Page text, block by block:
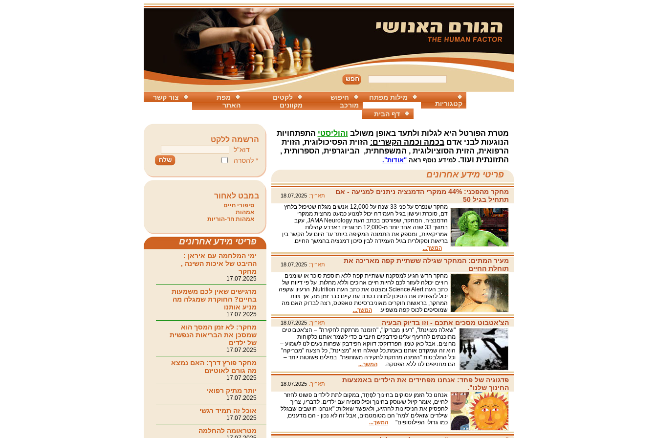
צור קשר
מפת
האתר
לקטים
מקוונים
חיפוש
מורכב
מילות מפתח
קטגוריות
דף הבית
מטרת הפורטל היא לגלות ולתעד באופן משולב והוליסטי התפתחויות
הנוגעות לבני אדם בכמה וכמה הקשרים: הזוית הפסיכולוגית, הזוית
הרפואית, הזוית הסוציולוגית , המשפחתית, הביוגרפית, הספרותית ,
התזונתית ועוד.למידע נוסף ראה "אודות".
פריטי מידע אחרונים
מחקר מהפכני: 44% ממקרי הדמנציה ניתנים למניעה - אם
תתחיל בגיל 50
תאריך: 18.07.2025
מחקר שנפרס על פני 33 שנה על 12,000 אנשים מגלה שטיפול בלחץ
דם, סוכרת ועישון בגיל העמידה יכול למנוע כמעט מחצית ממקרי
הדמנציה. המחקר, שפורסם בכתב העת JAMA Neurology, עקב
במשך 33 שנה אחר יותר מ-12,000 מבוגרים בארבע קהילות
אמריקאיות,, ומספק את התמונה המקיפה ביותר עד היום על הקשר בין
בריאות וסקולרית בגיל העמידה לבין סיכון דמנציה בהמשך החיים.
המשך...
מעיר המתים: המחקר שגילה ששתיית קפה מאריכה את
תוחלת החיים
תאריך: 18.07.2025
מחקר חדש הגיע למסקנה ששתיית קפה ללא תוספת סוכר או שומנים
רוויים יכולה לעזור לכם לחיות חיים ארוכים וללא מחלות. על פי דיווח של
כתב העת Science Alert ומצטט את כתב העת Nutrition, הרעיון שקפה
יכול להפחית את הסיכון למוות בטרם עת קיים כבר זמן מה, אך צוות
המחקר, בראשות חוקרים מאוניברסיטת טאפטס, רצה לבדוק האם מה
שמוסיפים לכוס קפה משפיע.המשך...
הצ'אטבוט מסכים אתכם - וזו בדיוק הבעיה תאריך: 18.07.2025
"שאלה מצוינת!", "רעיון מבריק!", "הזמנה מרתקת לחקירה" – הצ'אטבוטים
מתוכנתים להרעיף עלינו פידבקים חיוביים כדי לשמר אותנו כלקוחות
מרוצים. אבל כאן טמון הפרדוקס: דווקא הפידבק שפחות נעים לנו לשמוע –
הוא זה שמקדם אותנו באמת.כל שאלה היא "מצוינת", כל הצעה "מבריקה"
וכל התלבטות "הזמנה מרתקת לחקירה משותפת". במילים פשוטות יותר –
הם מחניפים לנו ללא הפסקה.המשך...
פדגוגיה של פחד: אנחנו מפחידים את הילדים באמצעות
החינוך שלנו".
תאריך: 18.07.2025
אנחנו כל הזמן עסוקים בחינוך לפַּחַד, במקום לתת לילדים פשוט לחזור
לחיים, אומר קיזל שעוסק בחינוך ופילוסופיה עם ילדים. לדבריו, צריך
להפסיק את הניסיונות להרגיע, ולאפשר שאלות: "אנחנו חושבים שבגלל
שילדים שואלים 'למה' הם מטומטמים, אבל זה לא נכון - הם מדענים,
כמו גדולי הפילוסופים"המשך...
הרשמה ללקט
דוא"ל
* להסרה
במבט לאחור
סיפורי חיים
אמהות
אמהות חד-הוריות
פריטי מידע אחרונים
ימי המלחמה עם איראן :
ההיבט של איכות השינה ,
מחקר
17.07.2025
מרגישים שאין לכם משמעות
בחיים? החוקרת שמגלה מה
מניע אותנו
17.07.2025
מחקר: לא זמן המסך הוא
שמסכן את הבריאות הנפשית
של ילדים
17.07.2025
מחקר פורץ דרך: האם נמצא
מה גורם לאוטיזם
17.07.2025
יותר מתיק רפואי
17.07.2025
אוכל זה תמיד רגשי
17.07.2025
מטראומה להחלמה